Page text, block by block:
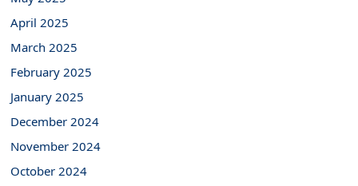
April 2025
March 2025
February 2025
January 2025
December 2024
November 2024
October 2024